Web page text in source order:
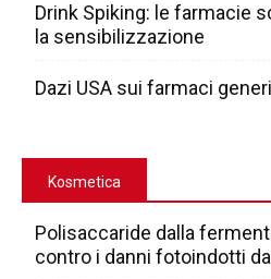
Drink Spiking: le farmacie
la sensibilizzazione
Dazi USA sui farmaci
Kosmetica
Polisaccaride dalla
contro i danni fotoindotti